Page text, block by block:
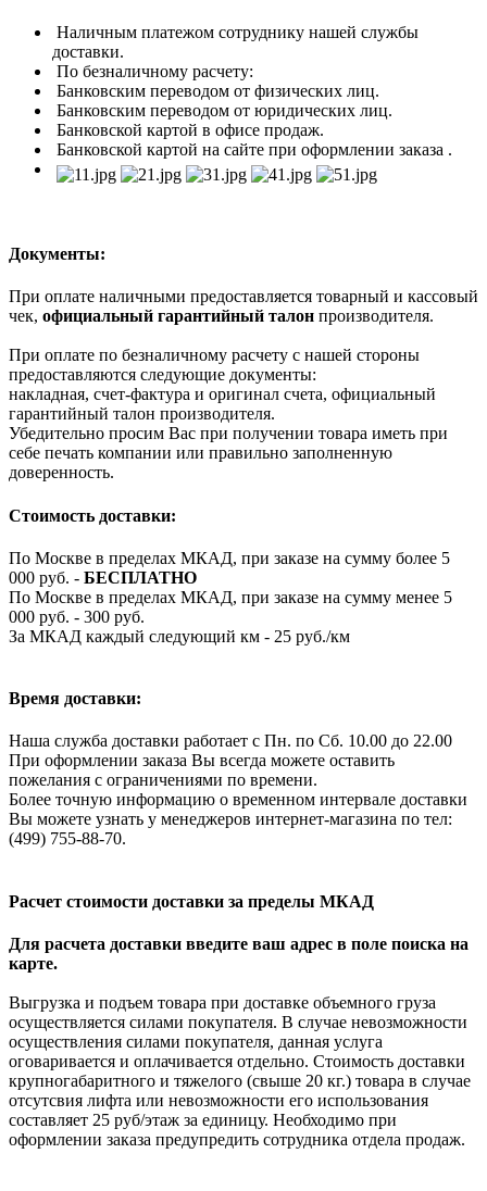
Наличным платежом сотруднику нашей службы
доставки.
По безналичному расчету:
Банковским переводом от физических лиц.
Банковским переводом от юридических лиц.
Банковской картой в офисе продаж.
Банковской картой на сайте при оформлении заказа .
Документы:
При оплате наличными предоставляется товарный и кассовый
чек, официальный гарантийный талон производителя.
При оплате по безналичному расчету с нашей стороны
предоставляются следующие документы:
накладная, счет-фактура и оригинал счета, официальный
гарантийный талон производителя.
Убедительно просим Вас при получении товара иметь при
себе печать компании или правильно заполненную
доверенность.
Стоимость доставки:
По Москве в пределах МКАД, при заказе на сумму более 5
000 руб. - БЕСПЛАТНО
По Москве в пределах МКАД, при заказе на сумму менее 5
000 руб. - 300 руб.
За МКАД каждый следующий км - 25 руб./км
Время доставки:
Наша служба доставки работает с Пн. по Сб. 10.00 до 22.00
При оформлении заказа Вы всегда можете оставить
пожелания с ограничениями по времени.
Более точную информацию о временном интервале доставки
Вы можете узнать у менеджеров интернет-магазина по тел:
(499) 755-88-70.
Расчет стоимости доставки за пределы МКАД
Для расчета доставки введите ваш адрес в поле поиска на
карте.
Выгрузка и подъем товара при доставке объемного груза
осуществляется силами покупателя. В случае невозможности
осуществления силами покупателя, данная услуга
оговаривается и оплачивается отдельно. Стоимость доставки
крупногабаритного и тяжелого (свыше 20 кг.) товара в случае
отсутсвия лифта или невозможности его использования
составляет 25 руб/этаж за единицу. Необходимо при
оформлении заказа предупредить сотрудника отдела продаж.